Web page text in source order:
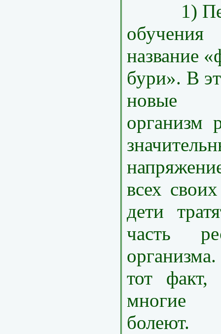
1)
название
бури». В
новые
организм
всех
дети
часть
тот факт,
многие
болеют.